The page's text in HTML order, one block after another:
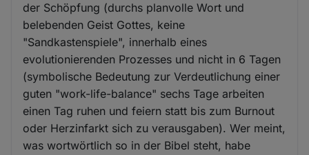
der Schöpfung (durchs planvolle Wort und
belebenden Geist Gottes, keine
"Sandkastenspiele", innerhalb eines
evolutionierenden Prozesses und nicht in 6 Tagen
(symbolische Bedeutung zur Verdeutlichung einer
guten "work-life-balance" sechs Tage arbeiten
einen Tag ruhen und feiern statt bis zum Burnout
oder Herzinfarkt sich zu verausgaben). Wer meint,
was wortwörtlich so in der Bibel steht, habe